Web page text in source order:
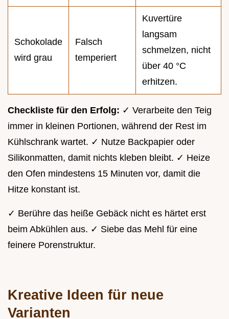
Schokolade
wird grau
Falsch
temperiert
Kuvertüre
langsam
schmelzen, nicht
über 40 °C
erhitzen.
Checkliste für den Erfolg: ✓ Verarbeite den Teig
immer in kleinen Portionen, während der Rest im
Kühlschrank wartet. ✓ Nutze Backpapier oder
Silikonmatten, damit nichts kleben bleibt. ✓ Heize
den Ofen mindestens 15 Minuten vor, damit die
Hitze konstant ist.
✓ Berühre das heiße Gebäck nicht es härtet erst
beim Abkühlen aus. ✓ Siebe das Mehl für eine
feinere Porenstruktur.
Kreative Ideen für neue
Varianten